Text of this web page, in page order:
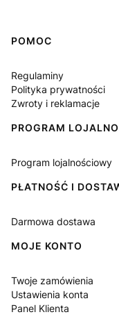
Linki w stopce
POMOC
Regulaminy
Polityka prywatności
Zwroty i reklamacje
PROGRAM
Program lojalnościowy
PŁATNOŚĆ I
Darmowa dostawa
MOJE KONTO
Twoje zamówienia
Ustawienia konta
Panel Klienta